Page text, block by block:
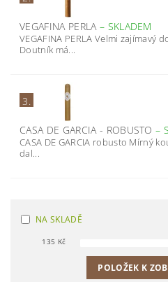
VEGAFINA PERLA – SKLADEM
VEGAFINA PERLA Velmi zajímavý
Doutník má...
3.
CASA DE GARCIA - ROBUSTO–
CASA DE GARCIA robusto Mírný
dal...
NA SKLADĚ
135 Kč
POLOŽEK K